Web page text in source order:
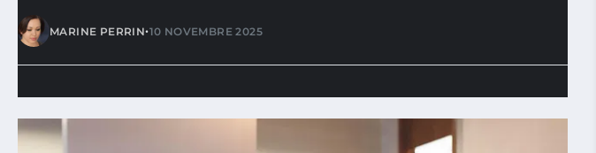
MARINE PERRIN•10 NOVEMBRE 2025